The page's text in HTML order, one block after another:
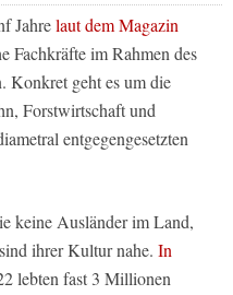
Jahrelaut dem Magazin
Fachkräfte im Rahmen des
Konkret geht es um die
Forstwirtschaft und
entgegengesetzten
keine Ausländer im Land,
ihrer Kultur nahe. In
lebten fast 3 Millionen